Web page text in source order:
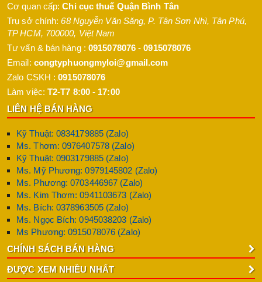
Cơ quan cấp:Chi cục thuế Quận Bình Tân
Trụ sở chính:68 Nguyễn Văn Săng, P. Tân Sơn Nhì, Tân Phú,
TP HCM, 700000, Việt Nam
Tư vấn & bán hàng : 0915078076 -0915078076
Email: congtyphuongmyloi@gmail.com
Zalo CSKH :0915078076
Làm việc: T2-T7 8:00 - 17:00
LIÊN HỆ BÁN HÀNG
Kỹ Thuật: 0834179885 (Zalo)
Ms. Thơm: 0976407578 (Zalo)
Kỹ Thuật: 0903179885 (Zalo)
Ms. Mỹ Phương: 0979145802 (Zalo)
Ms. Phương: 0703446967 (Zalo)
Ms. Kim Thơm: 0941103673 (Zalo)
Ms. Bích: 0378963505 (Zalo)
Ms. Ngọc Bích: 0945038203 (Zalo)
Ms Phương: 0915078076 (Zalo)
CHÍNH SÁCH BÁN HÀNG
ĐƯỢC XEM NHIỀU NHẤT